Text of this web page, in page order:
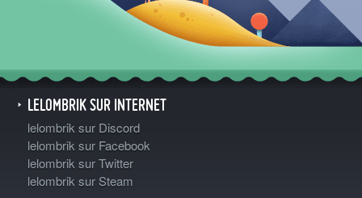
LELOMBRIK SUR INTERNET
lelombrik sur Discord
lelombrik sur Facebook
lelombrik sur Twitter
lelombrik sur Steam